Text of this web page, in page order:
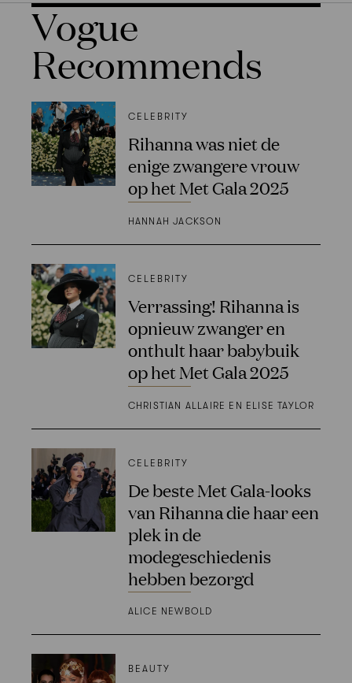
Vogue
Recommends
CELEBRITY
Rihanna was niet de
enige zwangere vrouw
op het Met Gala 2025
HANNAH JACKSON
CELEBRITY
Verrassing! Rihanna is
opnieuw zwanger en
onthult haar babybuik
op het Met Gala 2025
CHRISTIAN ALLAIRE EN ELISE TAYLOR
CELEBRITY
De beste Met Gala-looks
van Rihanna die haar een
plek in de
modegeschiedenis
hebben bezorgd
ALICE NEWBOLD
BEAUTY